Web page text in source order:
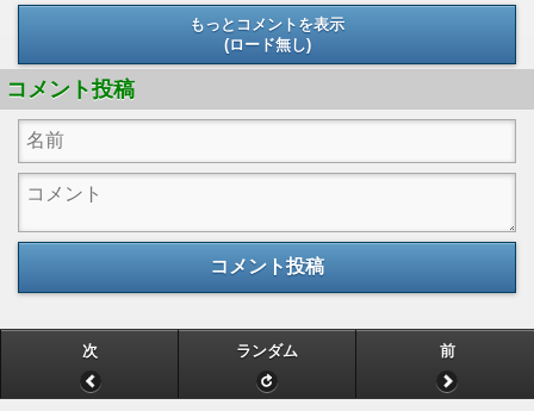
もっとコメントを表示
(ロード無し)
コメント投稿
コメント投稿
次 ランダム 前